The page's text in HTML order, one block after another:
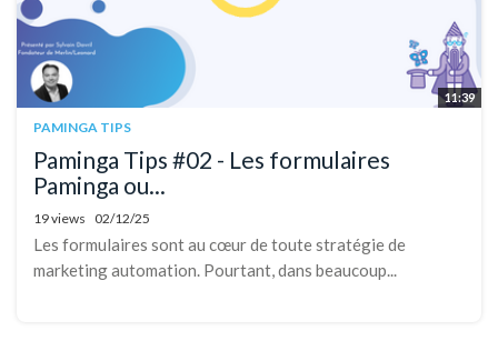
11:39
PAMINGA TIPS
Paminga Tips #02 - Les formulaires
Paminga ou...
19 views 02/12/25
Les formulaires sont au cœur de toute stratégie de
marketing automation. Pourtant, dans beaucoup...